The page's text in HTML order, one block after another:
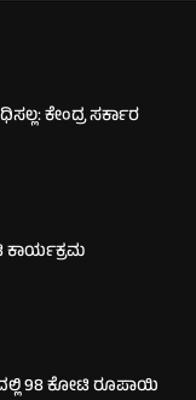
ಕೇಂದ್ರ ಸರ್ಕಾರ
ಕಾರ್ಯಕ್ರಮ
98 ಕೋಟಿ ರೂಪಾಯಿ